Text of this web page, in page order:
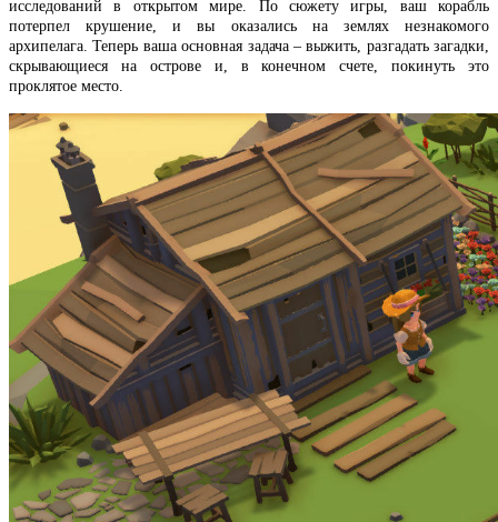
исследований в открытом мире. По сюжету игры, ваш корабль
потерпел крушение, и вы оказались на землях незнакомого
архипелага. Теперь ваша основная задача – выжить, разгадать загадки,
скрывающиеся на острове и, в конечном счете, покинуть это
проклятое место.